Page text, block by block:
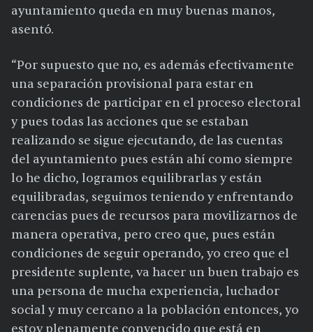
ayuntamiento queda en muy buenas manos,
asentó.
“Por supuesto que no, es además efectivamente
una separación provisional para estar en
condiciones de participar en el proceso electoral
y pues todas las acciones que se estaban
realizando se sigue ejecutando, de las cuentas
del ayuntamiento pues están ahí como siempre
lo he dicho, logramos equilibrarlas y están
equilibradas, seguimos teniendo y enfrentando
carencias pues de recursos para movilizarnos de
manera operativa, pero creo que, pues están
condiciones de seguir operando, yo creo que el
presidente suplente, va hacer un buen trabajo es
una persona de mucha experiencia, luchador
social y muy cercano a la población entonces, yo
estoy plenamente convencido que está en